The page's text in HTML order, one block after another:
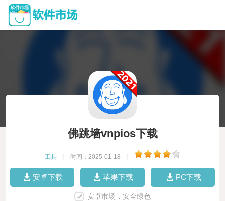
佛跳墙vnpios下载
工具 时间：2025-01-18
安卓下载 苹果下载 PC下载
安卓市场，安全绿色